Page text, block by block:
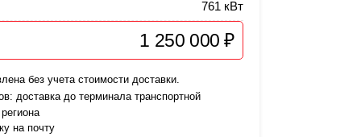
761 кВт
1 250 000 ₽
без учета стоимости доставки.
доставка до терминала транспортной
на почту